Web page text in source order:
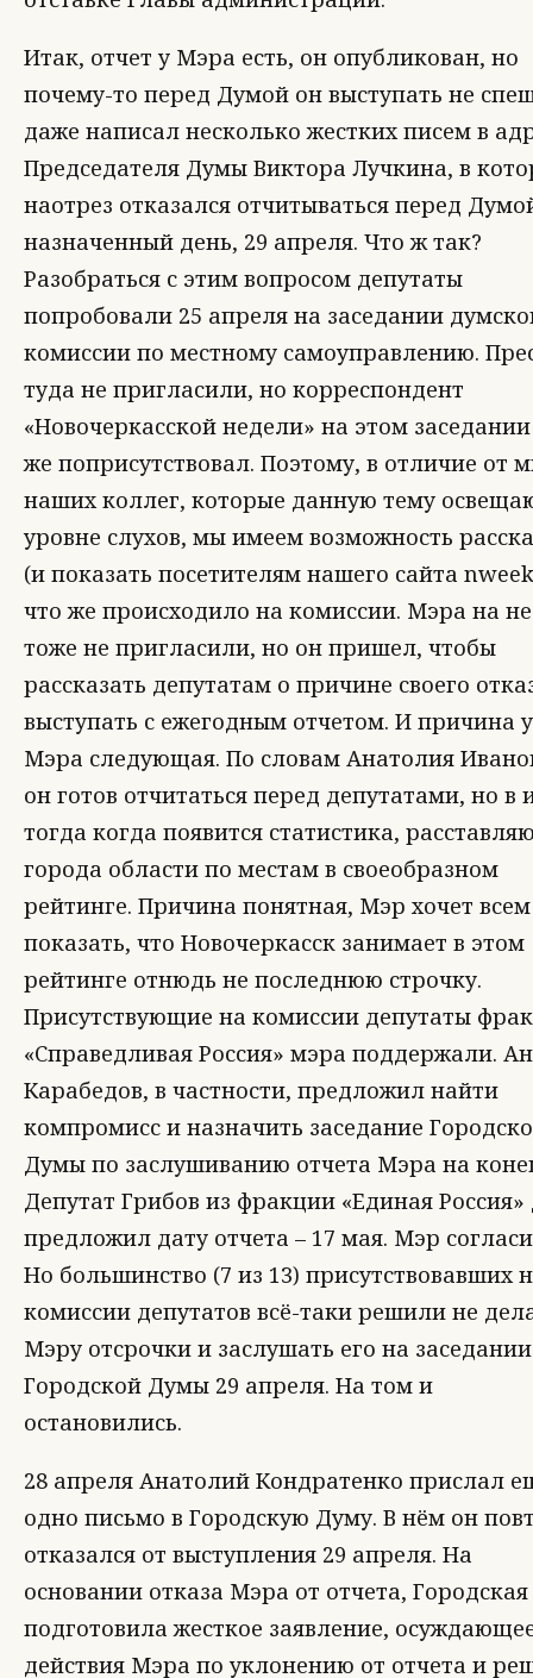
Итак, отчет у Мэра есть, он опубликован, но
почему-то перед Думой он выступать не
даже написал несколько жестких писем в
Председателя Думы Виктора Лучкина, в
наотрез отказался отчитываться перед
назначенный день, 29 апреля. Что ж так?
Разобраться с этим вопросом депутаты
попробовали 25 апреля на заседании
комиссии по местному самоуправлению.
туда не пригласили, но корреспондент
«Новочеркасской недели» на этом заседании
же поприсутствовал. Поэтому, в отличие от
наших коллег, которые данную тему
уровне слухов, мы имеем возможность
(и показать посетителям нашего сайта
что же происходило на комиссии. Мэра на
тоже не пригласили, но он пришел, чтобы
рассказать депутатам о причине своего
выступать с ежегодным отчетом. И причина у
Мэра следующая. По словам Анатолия
он готов отчитаться перед депутатами, но в
тогда когда появится статистика,
города области по местам в своеобразном
рейтинге. Причина понятная, Мэр хочет всем
показать, что Новочеркасск занимает в этом
рейтинге отнюдь не последнюю строчку.
Присутствующие на комиссии депутаты
«Справедливая Россия» мэра поддержали.
Карабедов, в частности, предложил найти
компромисс и назначить заседание
Думы по заслушиванию отчета Мэра на
Депутат Грибов из фракции «Единая
предложил дату отчета – 17 мая. Мэр
Но большинство (7 из 13) присутствовавших
комиссии депутатов всё-таки решили не
Мэру отсрочки и заслушать его на заседании
Городской Думы 29 апреля. На том и
остановились.
28 апреля Анатолий Кондратенко прислал
одно письмо в Городскую Думу. В нём он
отказался от выступления 29 апреля. На
основании отказа Мэра от отчета,
подготовила жесткое заявление,
действия Мэра по уклонению от отчета и